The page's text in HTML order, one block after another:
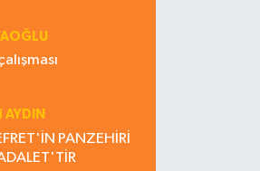
AYDIN
PANZEHİRİ